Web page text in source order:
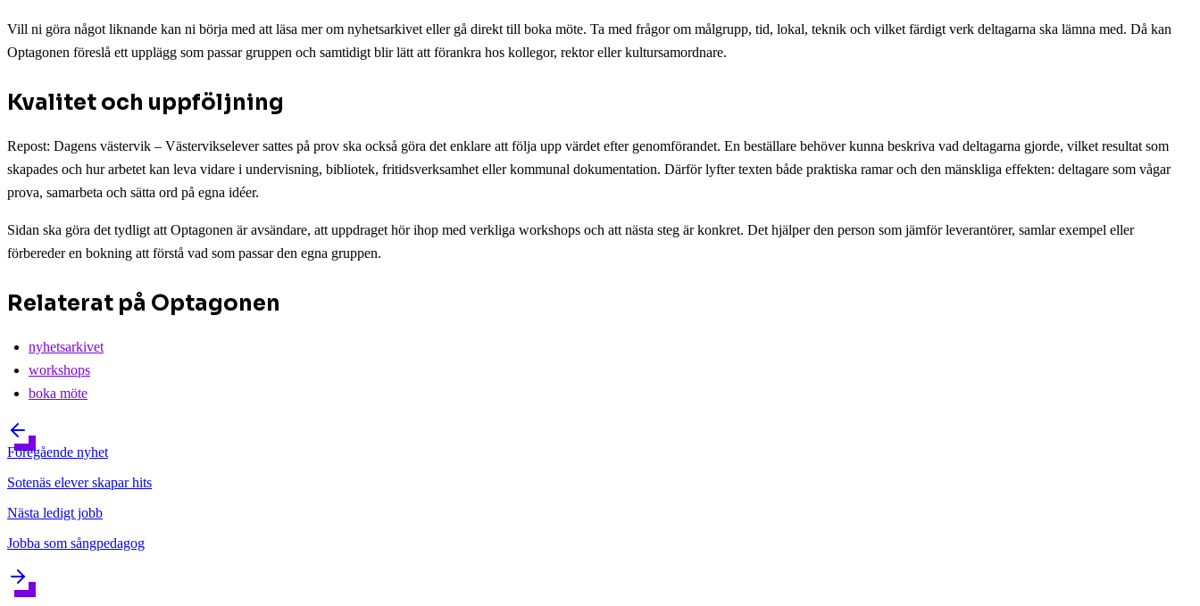
Vill ni göra något liknande kan ni börja med att läsa mer om nyhetsarkivet eller gå direkt till boka möte. Ta med frågor om målgrupp, tid, lokal, teknik och vilket färdigt verk deltagarna ska lämna med. Då kan
Optagonen föreslå ett upplägg som passar gruppen och samtidigt blir lätt att förankra hos kollegor, rektor eller kultursamordnare.
Kvalitet och uppföljning
Repost: Dagens västervik – Västervikselever sattes på prov ska också göra det enklare att följa upp värdet efter genomförandet. En beställare behöver kunna beskriva vad deltagarna gjorde, vilket resultat som
skapades och hur arbetet kan leva vidare i undervisning, bibliotek, fritidsverksamhet eller kommunal dokumentation. Därför lyfter texten både praktiska ramar och den mänskliga effekten: deltagare som vågar
prova, samarbeta och sätta ord på egna idéer.
Sidan ska göra det tydligt att Optagonen är avsändare, att uppdraget hör ihop med verkliga workshops och att nästa steg är konkret. Det hjälper den person som jämför leverantörer, samlar exempel eller
förbereder en bokning att förstå vad som passar den egna gruppen.
Relaterat på Optagonen
nyhetsarkivet
workshops
boka möte
Föregående nyhet
Sotenäs elever skapar hits
Nästa ledigt jobb
Jobba som sångpedagog